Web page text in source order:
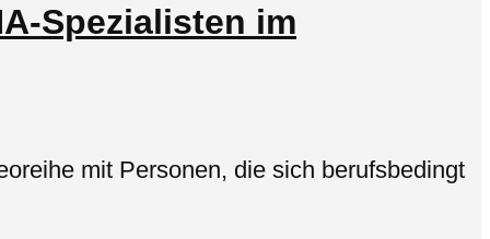
Spezialisten im
mit Personen, die sich berufsbedingt